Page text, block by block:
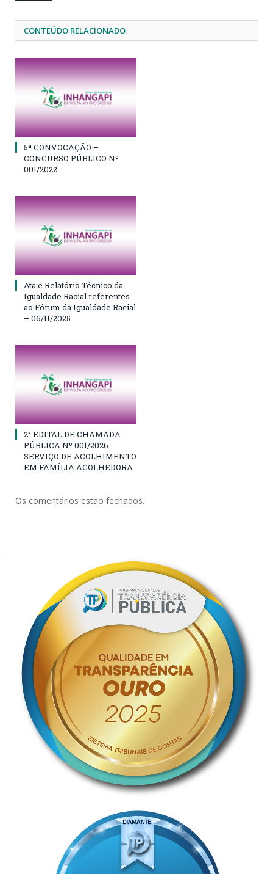
CONTEÚDO RELACIONADO
5ª CONVOCAÇÃO –
CONCURSO PÚBLICO Nº
001/2022
Ata e Relatório Técnico da
Igualdade Racial referentes
ao Fórum da Igualdade Racial
– 06/11/2025
2° EDITAL DE CHAMADA
PÚBLICA Nº 001/2026
SERVIÇO DE ACOLHIMENTO
EM FAMÍLIA ACOLHEDORA
Os comentários estão fechados.